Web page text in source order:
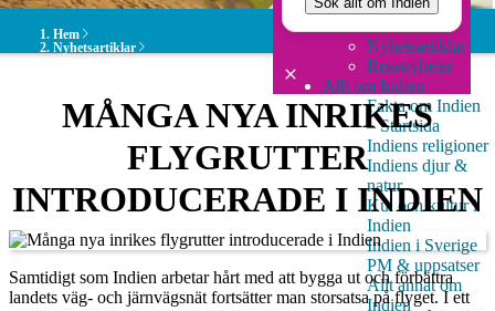
Huvudmeny
Hem
Nyhetsartiklar
Resenyheter
Allt om Indien
Fakta om Indien
– Startsida
Indiens religioner
Indiens djur &
natur
Kul och kultur i
Indien
Indien i Sverige
PM & uppsatser
Allt annat om
Indien
Hem
Nyhetsartiklar
MÅNGA NYA INRIKES
FLYGRUTTER
INTRODUCERADE I INDIEN
Samtidigt som Indien arbetar hårt med att bygga ut och förbättra
landets väg- och järnvägsnät fortsätter man storsatsa på flyget. I ett